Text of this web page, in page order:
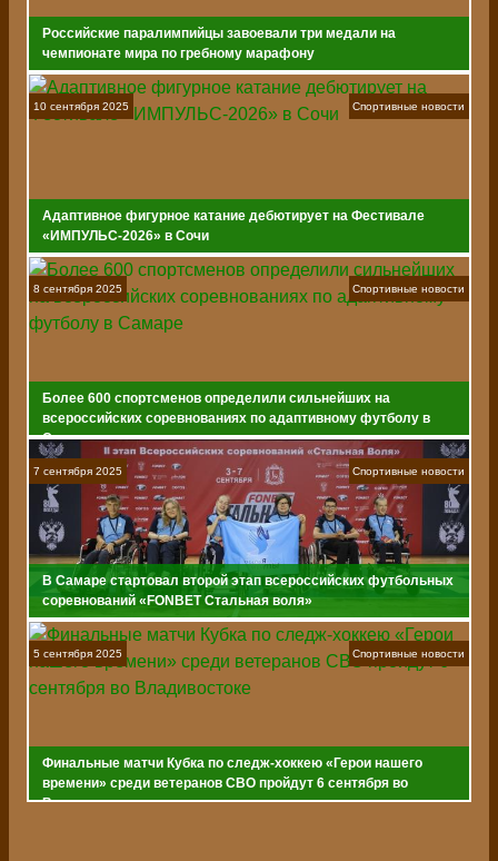
Российские паралимпийцы завоевали три медали на
чемпионате мира по гребному марафону
10 сентября 2025
Адаптивное фигурное катание дебютирует на Фестивале
«ИМПУЛЬС-2026» в Сочи
Спортивные новости
8 сентября 2025
Более 600 спортсменов определили сильнейших на
всероссийских соревнованиях по адаптивному футболу в
Самаре
Спортивные новости
7 сентября 2025
В Самаре стартовал второй этап всероссийских футбольных
соревнований «FONBET Стальная воля»
Спортивные новости
5 сентября 2025
Финальные матчи Кубка по следж-хоккею «Герои нашего
времени» среди ветеранов СВО пройдут 6 сентября во
Владивостоке
Спортивные новости